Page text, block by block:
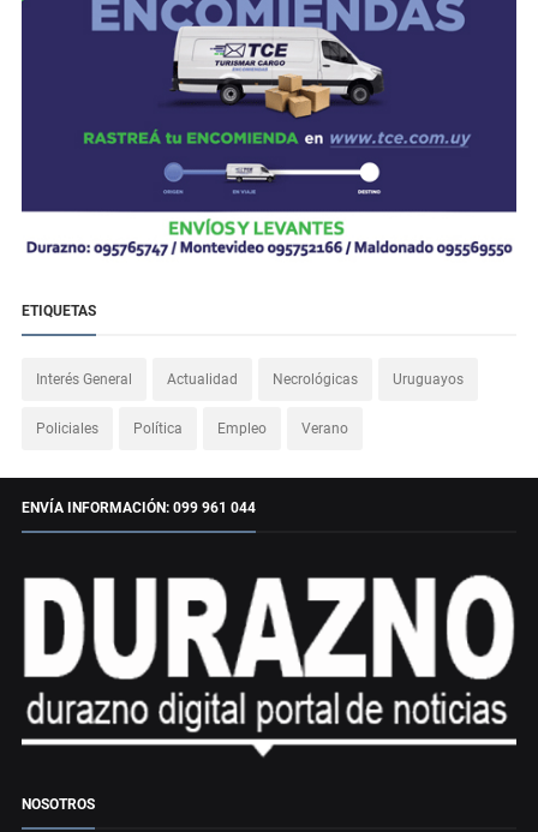
ETIQUETAS
Interés General Actualidad Necrológicas Uruguayos
Policiales Política Empleo Verano
ENVÍA INFORMACIÓN: 099 961 044
NOSOTROS